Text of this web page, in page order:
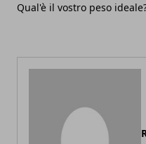
Qual'è il vostro peso